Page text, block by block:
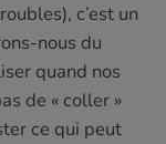
c’est un
nous du
quand nos
de « coller »
ce qui peut